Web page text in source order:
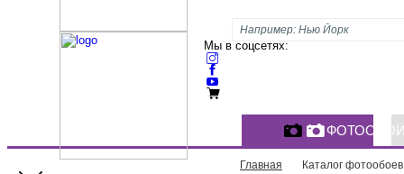
Мы в соцсетях:
Главная Каталог фотообоев